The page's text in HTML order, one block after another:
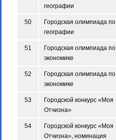
географии
50
Городская олимпиада по
географии
51
Городская олимпиада по
экономике
52
Городская олимпиада по
экономике
53
Городской конкурс «Моя
Отчизна»
54
Городской конкурс «Моя
Отчизна», номинация